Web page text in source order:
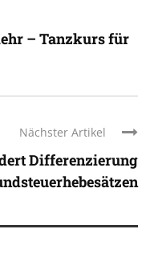
– Tanzkurs für
Nächster Artikel
Differenzierung